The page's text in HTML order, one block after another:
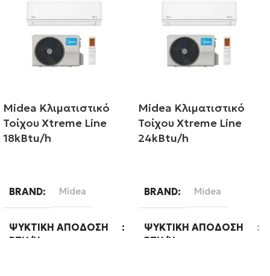
Midea Κλιματιστικό
Τοίχου Xtreme Line
18kBtu/h
BRAND Midea
ΨΥΚΤΙΚΉ ΑΠΌΔΟΣΗ
BTU/H
Midea Κλιματιστικό
Τοίχου Xtreme Line
24kBtu/h
BRAND Midea
ΨΥΚΤΙΚΉ ΑΠΌΔΟΣΗ
BTU/H